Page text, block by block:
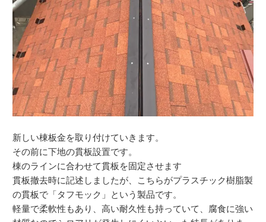
新しい棟板金を取り付けていきます。
その前に下地の貫板設置です。
棟のラインに合わせて貫板を固定させます
貫板撤去時に記述しましたが、こちらがプラスチック樹脂製
の貫板で「タフモック」という製品です。
軽量で柔軟性もあり、高い耐久性も持っていて、腐食に強い